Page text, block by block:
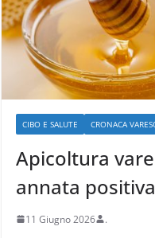
CIBO E SALUTE CRONACA
Apicoltura
annata positiva
11 Giugno 2026 .